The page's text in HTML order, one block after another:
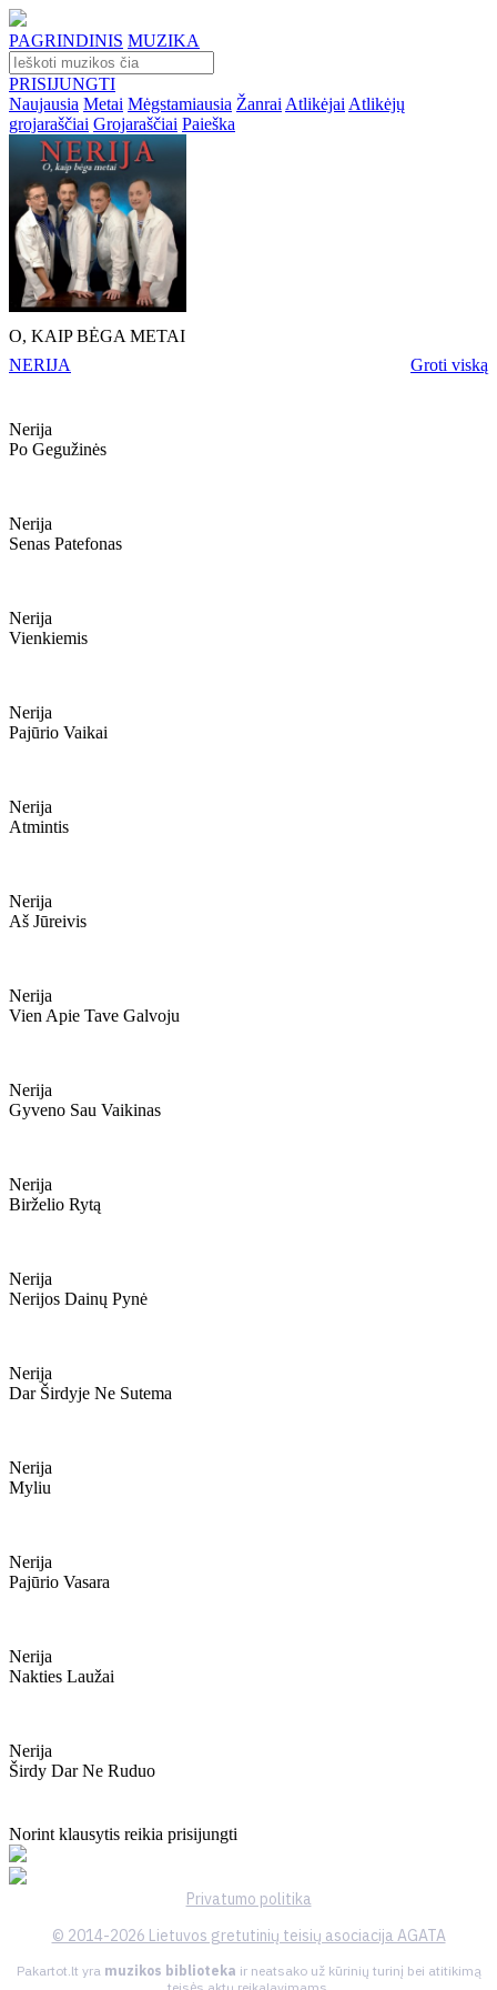
PAGRINDINIS MUZIKA
PRISIJUNGTI
Naujausia Metai Mėgstamiausia Žanrai Atlikėjai Atlikėjų
grojaraščiai Grojaraščiai Paieška
O, KAIP BĖGA METAI
NERIJA
Groti viską
Nerija
Po Gegužinės
Nerija
Senas Patefonas
Nerija
Vienkiemis
Nerija
Pajūrio Vaikai
Nerija
Atmintis
Nerija
Aš Jūreivis
Nerija
Vien Apie Tave Galvoju
Nerija
Gyveno Sau Vaikinas
Nerija
Birželio Rytą
Nerija
Nerijos Dainų Pynė
Nerija
Dar Širdyje Ne Sutema
Nerija
Myliu
Nerija
Pajūrio Vasara
Nerija
Nakties Laužai
Nerija
Širdy Dar Ne Ruduo
Norint klausytis reikia prisijungti
Privatumo politika
© 2014-2026 Lietuvos gretutinių teisių asociacija AGATA
Pakartot.lt yra muzikos biblioteka ir neatsako už kūrinių turinį bei atitikimą